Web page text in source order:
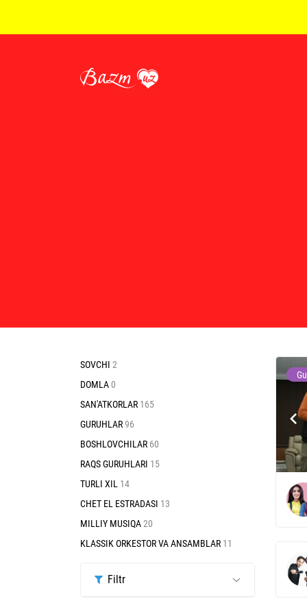
SOVCHI 2
DOMLA0
SAN'ATKORLAR 165
GURUHLAR96
BOSHLOVCHILAR 60
RAQS GURUHLARI 15
TURLI XIL 14
CHET EL ESTRADASI 13
MILLIY MUSIQA20
KLASSIK ORKESTOR VA ANSAMBLAR 11
Filtr